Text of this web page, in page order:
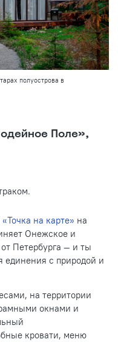
полуострова в
Поле»,
«Точка на карте» на
Онежское и
Петербурга — и ты
единения с природой и
на территории
окнами и
кровати, меню